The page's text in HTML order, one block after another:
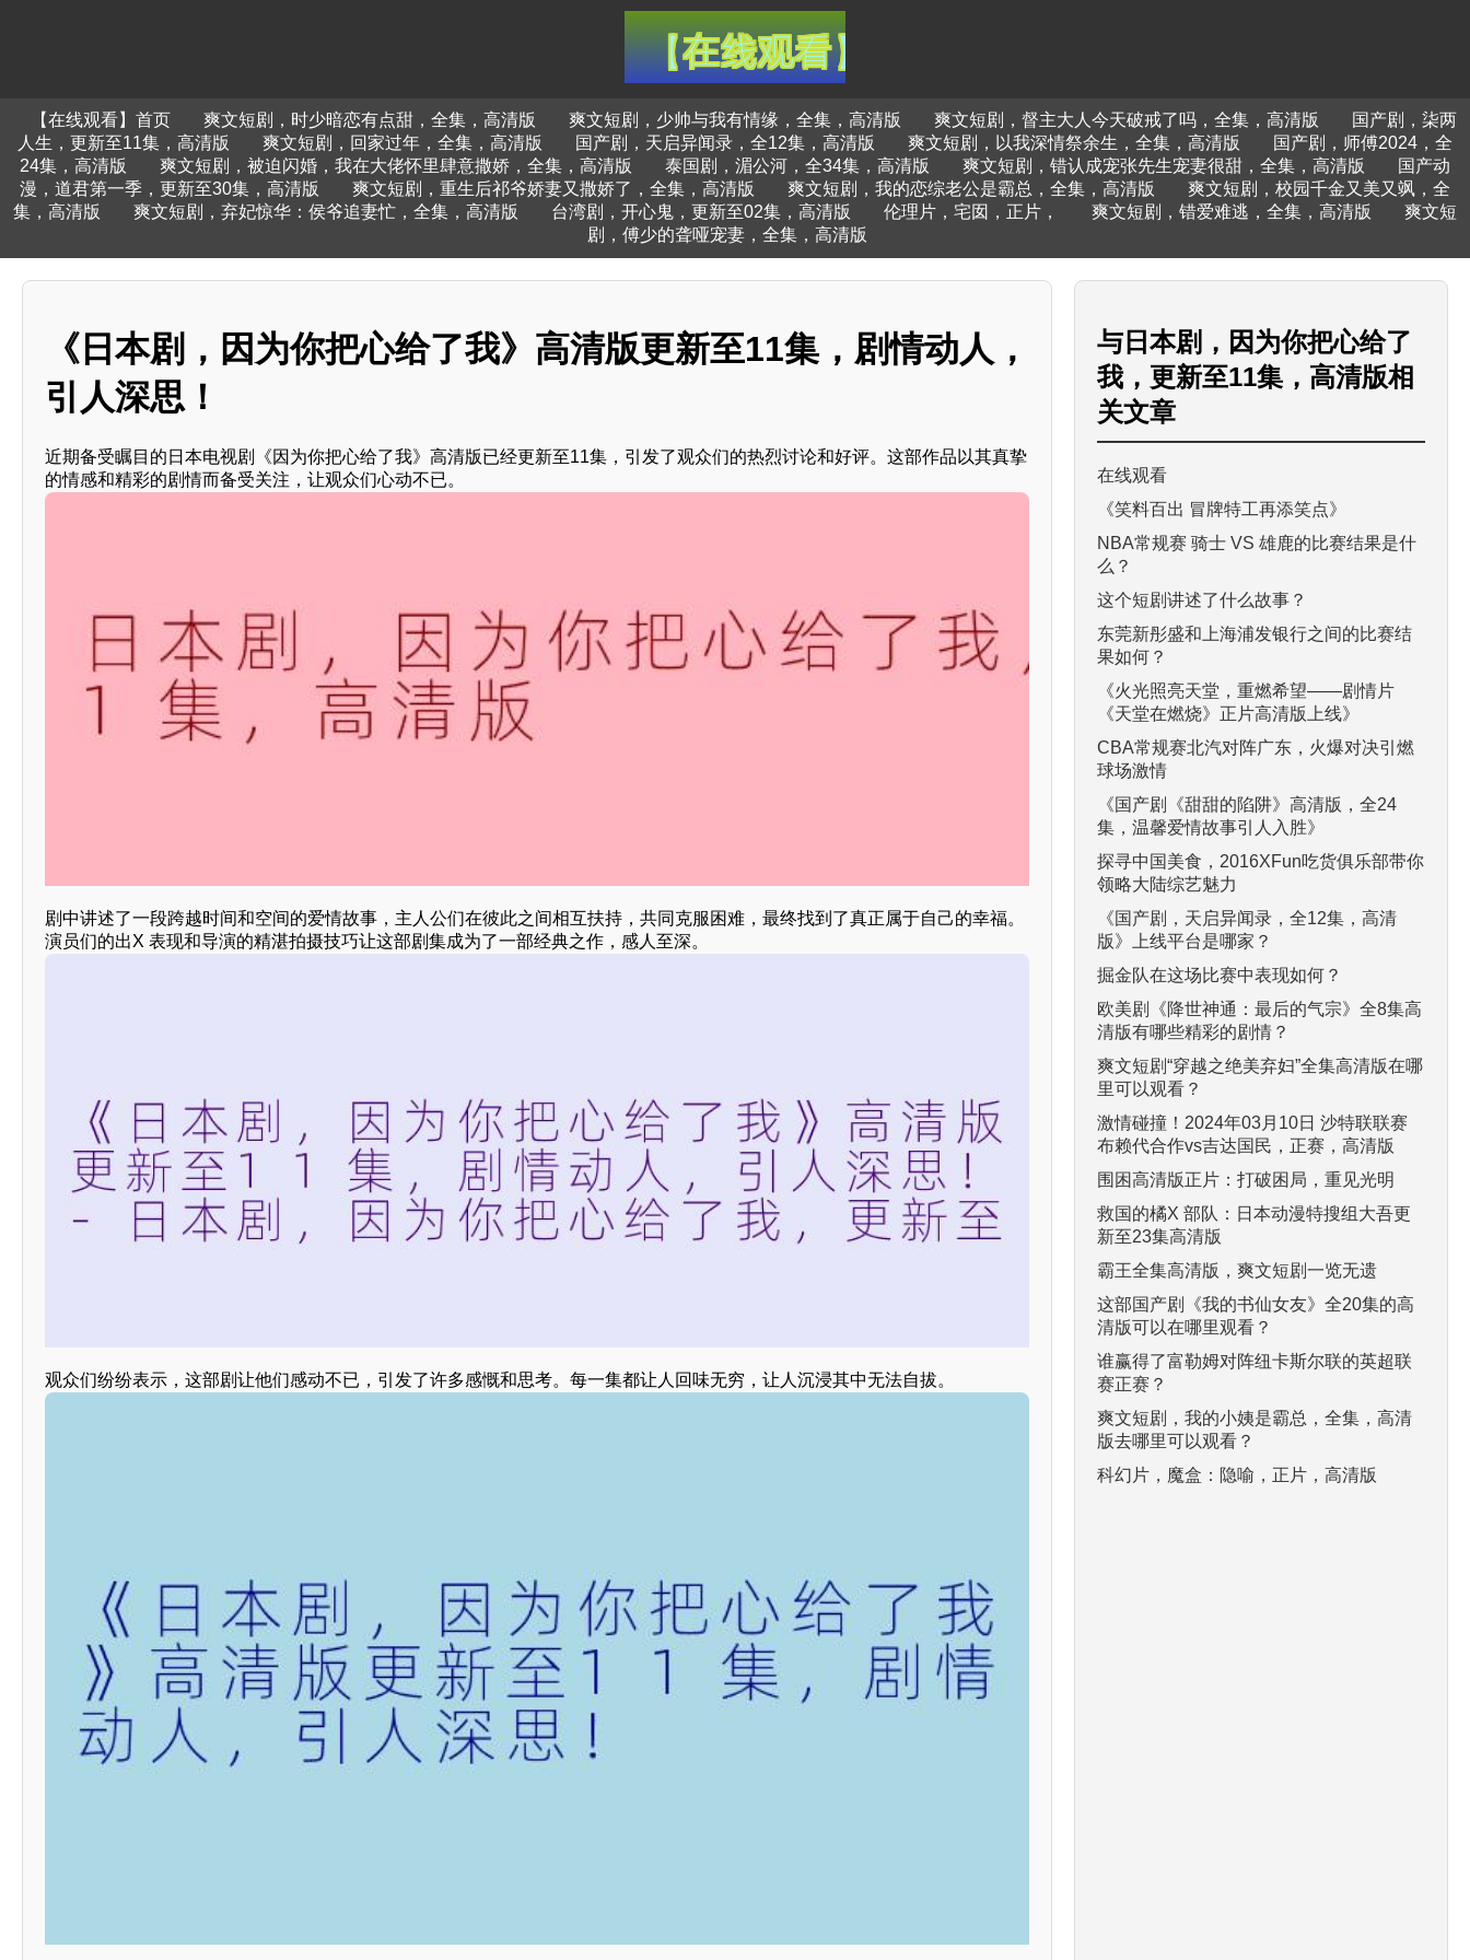
【在线观看】首页 爽文短剧，时少暗恋有点甜，全集，高清版 爽文短剧，少帅与我有情缘，全集，高清版 爽文短剧，督主大人今天破戒了吗，全集，高清版
国产剧，柒两
人生，更新至11集，高清版
爽文短剧，回家过年，全集，高清版 国产剧，天启异闻录，全12集，高清版 爽文短剧，以我深情祭余生，全集，高清版
国产剧，师傅2024，全
24集，高清版
爽文短剧，被迫闪婚，我在大佬怀里肆意撒娇，全集，高清版 泰国剧，湄公河，全34集，高清版 爽文短剧，错认成宠张先生宠妻很甜，全集，高清版
国产动
漫，道君第一季，更新至30集，高清版
爽文短剧，重生后祁爷娇妻又撒娇了，全集，高清版 爽文短剧，我的恋综老公是霸总，全集，高清版
爽文短剧，校园千金又美又飒，全
集，高清版
爽文短剧，弃妃惊华：侯爷追妻忙，全集，高清版 台湾剧，开心鬼，更新至02集，高清版 伦理片，宅囡，正片， 爽文短剧，错爱难逃，全集，高清版
爽文短
剧，傅少的聋哑宠妻，全集，高清版
《日本剧，因为你把心给了我》高清版更新至11集，剧情动人，
引人深思！
近期备受瞩目的日本电视剧《因为你把心给了我》高清版已经更新至11集，引发了观众们的热烈讨论和好评。这部作品以其真挚
的情感和精彩的剧情而备受关注，让观众们心动不已。
剧中讲述了一段跨越时间和空间的爱情故事，主人公们在彼此之间相互扶持，共同克服困难，最终找到了真正属于自己的幸福。
演员们的出X 表现和导演的精湛拍摄技巧让这部剧集成为了一部经典之作，感人至深。
观众们纷纷表示，这部剧让他们感动不已，引发了许多感慨和思考。每一集都让人回味无穷，让人沉浸其中无法自拔。
与 日本剧，因为你把心给了
我，更新至11集，高清版相
关文章
在线观看
《笑料百出 冒牌特工再添笑点》
NBA常规赛 骑士 VS 雄鹿的比赛结果是什
么？
这个短剧讲述了什么故事？
东莞新彤盛和上海浦发银行之间的比赛结
果如何？
《火光照亮天堂，重燃希望——剧情片
《天堂在燃烧》正片高清版上线》
CBA常规赛北汽对阵广东，火爆对决引燃
球场激情
《国产剧《甜甜的陷阱》高清版，全24
集，温馨爱情故事引人入胜》
探寻中国美食，2016XFun吃货俱乐部带你
领略大陆综艺魅力
《国产剧，天启异闻录，全12集，高清
版》上线平台是哪家？
掘金队在这场比赛中表现如何？
欧美剧《降世神通：最后的气宗》全8集高
清版有哪些精彩的剧情？
爽文短剧“穿越之绝美弃妇”全集高清版在哪
里可以观看？
激情碰撞！2024年03月10日 沙特联联赛
布赖代合作vs吉达国民，正赛，高清版
围困高清版正片：打破困局，重见光明
救国的橘X 部队：日本动漫特搜组大吾更
新至23集高清版
霸王全集高清版，爽文短剧一览无遗
这部国产剧《我的书仙女友》全20集的高
清版可以在哪里观看？
谁赢得了富勒姆对阵纽卡斯尔联的英超联
赛正赛？
爽文短剧，我的小姨是霸总，全集，高清
版去哪里可以观看？
科幻片，魔盒：隐喻，正片，高清版